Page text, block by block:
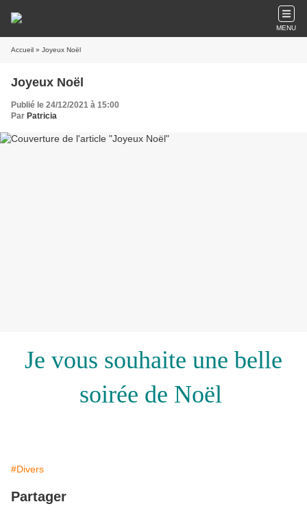
MENU
Accueil » Joyeux Noël
Joyeux Noël
Publié le 24/12/2021 à 15:00
Par Patricia
Je vous souhaite une belle
soirée de Noël
#Divers
Partager